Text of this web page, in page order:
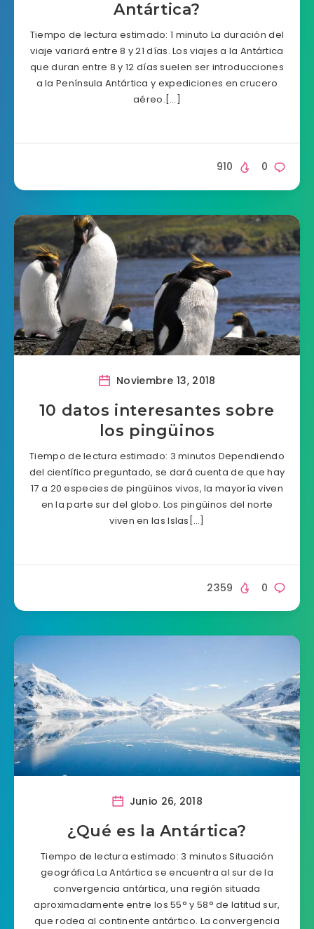
Antártica?
Tiempo de lectura estimado: 1 minuto La duración del
viaje variará entre 8 y 21 días. Los viajes a la Antártica
que duran entre 8 y 12 días suelen ser introducciones
a la Península Antártica y expediciones en crucero
aéreo.[…]
0
910
Noviembre 13, 2018
10 datos interesantes sobre
los pingüinos
Tiempo de lectura estimado: 3 minutos Dependiendo
del científico preguntado, se dará cuenta de que hay
17 a 20 especies de pingüinos vivos, la mayoría viven
en la parte sur del globo. Los pingüinos del norte
viven en las Islas[…]
0
2359
Junio 26, 2018
¿Qué es la Antártica?
Tiempo de lectura estimado: 3 minutos Situación
geográfica La Antártica se encuentra al sur de la
convergencia antártica, una región situada
aproximadamente entre los 55° y 58° de latitud sur,
que rodea al continente antártico. La convergencia